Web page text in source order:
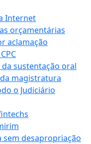
Internet
orçamentárias
aclamação
sustentação oral
magistratura
o Judiciário
sem desapropriação